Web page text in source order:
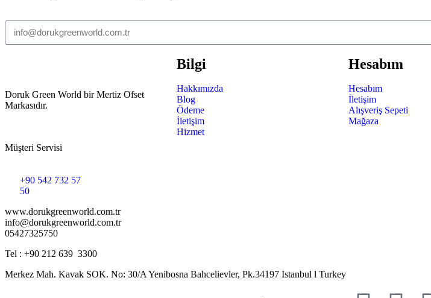
Doruk Green World bir Mertiz Ofset
Markasıdır.
Müşteri Servisi
+90 542 732 57
50
Bilgi
Hakkımızda
Blog
Ödeme
İletişim
Hizmet
Hesabım
Hesabım
İletişim
Alışveriş Sepeti
Mağaza
www.dorukgreenworld.com.tr
info@dorukgreenworld.com.tr
05427325750
Tel : +90 212 639 3300
Merkez Mah. Kavak SOK. No: 30/A Yenibosna Bahcelievler, Pk.34197 Istanbul l Turkey